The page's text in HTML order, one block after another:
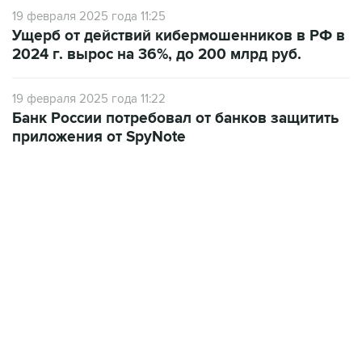
19 февраля 2025 года 11:25
Ущерб от действий кибермошенников в РФ в
2024 г. вырос на 36%, до 200 млрд руб.
19 февраля 2025 года 11:22
Банк России потребовал от банков защитить
приложения от SpyNote